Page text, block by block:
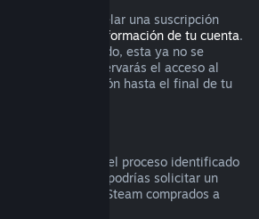
que puedes cancelar una suscripción
información de tu cuenta.
se ha cancelado, esta ya no se
aunque conservarás el acceso al
de la suscripción hasta el final de tu
aplicable y el proceso identificado
, podrías solicitar un
y accesorios de Steam comprados a